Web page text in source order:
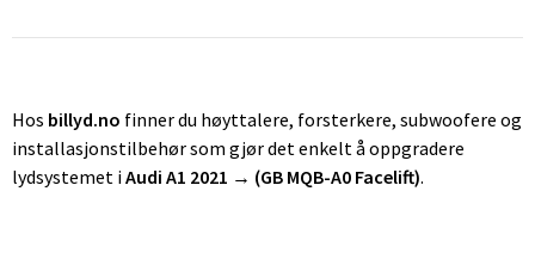
Hos billyd.no finner du høyttalere, forsterkere, subwoofere og
installasjonstilbehør som gjør det enkelt å oppgradere
lydsystemet iAudi A1 2021 → (GB MQB-A0 Facelift).